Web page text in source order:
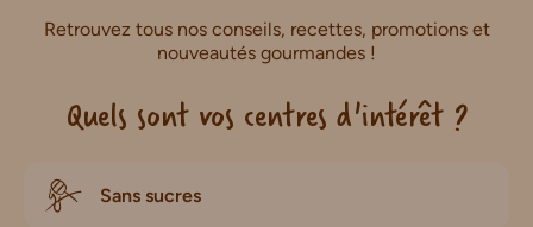
Retrouvez tous nos conseils, recettes, promotions et
nouveautés gourmandes !
Quels sont vos centres d'intérêt ?
Sans sucres